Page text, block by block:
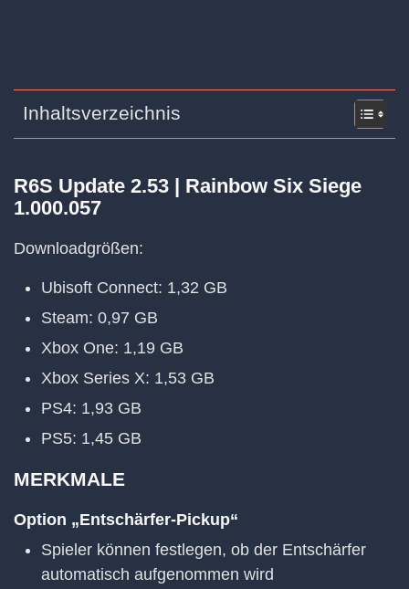
Inhaltsverzeichnis
R6S Update 2.53 | Rainbow Six Siege
1.000.057
Downloadgrößen:
Ubisoft Connect: 1,32 GB
Steam: 0,97 GB
Xbox One: 1,19 GB
Xbox Series X: 1,53 GB
PS4: 1,93 GB
PS5: 1,45 GB
MERKMALE
Option „Entschärfer-Pickup“
Spieler können festlegen, ob der Entschärfer
automatisch aufgenommen wird